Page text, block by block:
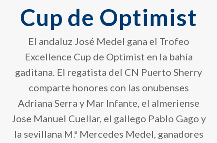
Cup de Optimist
El andaluz José Medel gana el Trofeo
Excellence Cup de Optimist en la bahía
gaditana. El regatista del CN Puerto Sherry
comparte honores con las onubenses
Adriana Serra y Mar Infante, el almeriense
Jose Manuel Cuellar, el gallego Pablo Gago y
la sevillana M.ª Mercedes Medel, ganadores